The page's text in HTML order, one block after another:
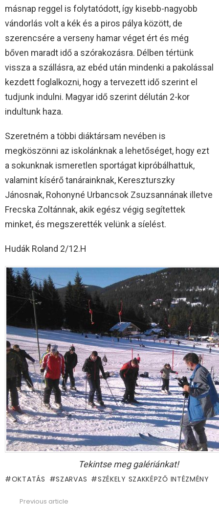
másnap reggel is folytatódott, így kisebb-nagyobb
vándorlás volt a kék és a piros pálya között, de
szerencsére a verseny hamar véget ért és még
bőven maradt idő a szórakozásra. Délben tértünk
vissza a szállásra, az ebéd után mindenki a pakolással
kezdett foglalkozni, hogy a tervezett idő szerint el
tudjunk indulni. Magyar idő szerint délután 2-kor
indultunk haza.
Szeretném a többi diáktársam nevében is
megköszönni az iskolánknak a lehetőséget, hogy ezt
a sokunknak ismeretlen sportágat kipróbálhattuk,
valamint kísérő tanárainknak, Kereszturszky
Jánosnak, Rohonyné Urbancsok Zsuzsannának illetve
Frecska Zoltánnak, akik egész végig segítettek
minket, és megszerették velünk a síelést.
Hudák Roland 2/12.H
Tekintse meg galériánkat!
OKTATÁS SZARVAS SZÉKELY SZAKKÉPZŐ INTÉZMÉNY
Previous article